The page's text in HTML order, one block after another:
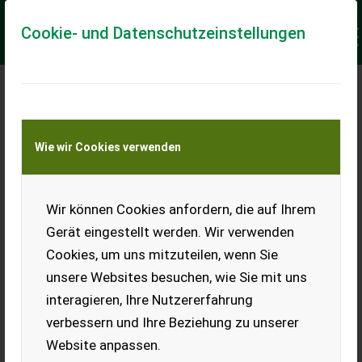
Cookie- und Datenschutzeinstellungen
Wie wir Cookies verwenden
Wir können Cookies anfordern, die auf Ihrem
Gerät eingestellt werden. Wir verwenden
Cookies, um uns mitzuteilen, wenn Sie
unsere Websites besuchen, wie Sie mit uns
interagieren, Ihre Nutzererfahrung
verbessern und Ihre Beziehung zu unserer
Website anpassen.
Meine Transportkostenanfrage
Transport von Land- und Baumaschinen –
KEINE Tiertransporte
Ladeort
Ort